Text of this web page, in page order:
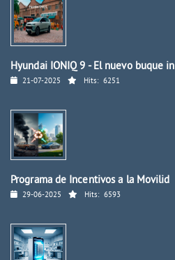
Hyundai IONIQ 9 - El nuevo buque in
21-07-2025 Hits: 6251
Programa de Incentivos a la Movilid
29-06-2025 Hits: 6593